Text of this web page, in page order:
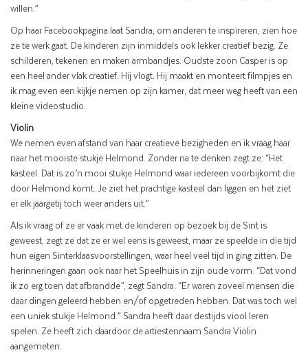
willen.”
Op haar Facebookpagina laat Sandra, om anderen te inspireren, zien hoe
ze te werk gaat. De kinderen zijn inmiddels ook lekker creatief bezig. Ze
schilderen, tekenen en maken armbandjes. Oudste zoon Casper is op
een heel ander vlak creatief. Hij vlogt. Hij maakt en monteert filmpjes en
ik mag even een kijkje nemen op zijn kamer, dat meer weg heeft van een
kleine videostudio.
Violin
We nemen even afstand van haar creatieve bezigheden en ik vraag haar
naar het mooiste stukje Helmond. Zonder na te denken zegt ze: “Het
kasteel. Dat is zo’n mooi stukje Helmond waar iedereen voorbijkomt die
door Helmond komt. Je ziet het prachtige kasteel dan liggen en het ziet
er elk jaargetij toch weer anders uit.”
Als ik vraag of ze er vaak met de kinderen op bezoek bij de Sint is
geweest, zegt ze dat ze er wel eens is geweest, maar ze speelde in die tijd
hun eigen Sinterklaasvoorstellingen, waar heel veel tijd in ging zitten. De
herinneringen gaan ook naar het Speelhuis in zijn oude vorm. “Dat vond
ik zo erg toen dat afbrandde”, zegt Sandra. “Er waren zoveel mensen die
daar dingen geleerd hebben en/of opgetreden hebben. Dat was toch wel
een uniek stukje Helmond.” Sandra heeft daar destijds viool leren
spelen. Ze heeft zich daardoor de artiestennaam Sandra Violin
aangemeten.